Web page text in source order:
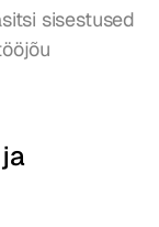
sisestused